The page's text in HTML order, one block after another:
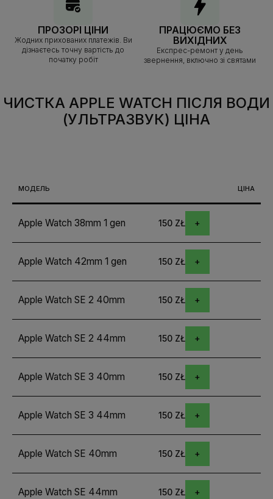
ПРОЗОРІ ЦІНИ
Жодних прихованих платежів. Ви
дізнаєтесь точну вартість до
початку робіт
ПРАЦЮЄМО БЕЗ
ВИХІДНИХ
Експрес-ремонт у день
звернення, включно зі святами
ЧИСТКА APPLE WATCH ПІСЛЯ ВОДИ
(УЛЬТРАЗВУК) ЦІНА
МОДЕЛЬ ЦІНА
Apple Watch 38mm 1 gen 150 ZŁ
Apple Watch 42mm 1 gen 150 ZŁ
Apple Watch SE 2 40mm 150 ZŁ
Apple Watch SE 2 44mm 150 ZŁ
Apple Watch SE 3 40mm 150 ZŁ
Apple Watch SE 3 44mm 150 ZŁ
Apple Watch SE 40mm 150 ZŁ
Apple Watch SE 44mm 150 ZŁ